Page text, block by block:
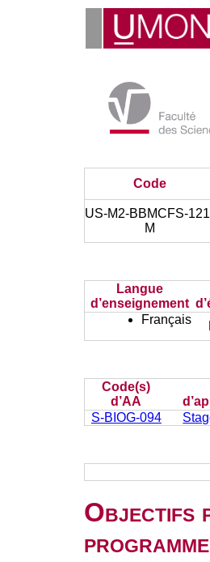
Code
US-M2-BBMCFS-
M
Langue
d’enseignement
Français
Code(s)
d’AA
S-BIOG-094
Objectifs
programme